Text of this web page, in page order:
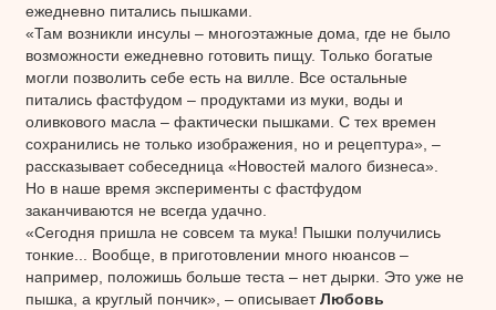
ежедневно питались пышками.
«Там возникли инсулы – многоэтажные дома, где не было
возможности ежедневно готовить пищу. Только богатые
могли позволить себе есть на вилле. Все остальные
питались фастфудом – продуктами из муки, воды и
оливкового масла – фактически пышками. С тех времен
сохранились не только изображения, но и рецептура», –
рассказывает собеседница «Новостей малого бизнеса».
Но в наше время эксперименты с фастфудом
заканчиваются не всегда удачно.
«Сегодня пришла не совсем та мука! Пышки получились
тонкие... Вообще, в приготовлении много нюансов –
например, положишь больше теста – нет дырки. Это уже не
пышка, а круглый пончик», – описываетЛюбовь